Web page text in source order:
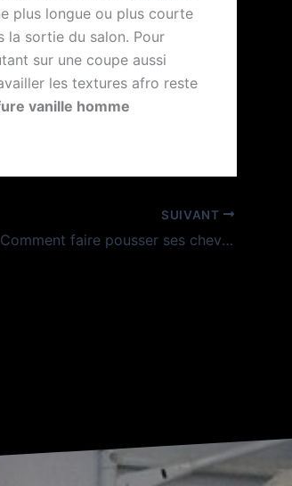
plus longue ou plus courte
la sortie du salon. Pour
sur une coupe aussi
les textures afro reste
vanille homme
SUIVANT
Comment faire pousser ses cheveux métis plus vite ?